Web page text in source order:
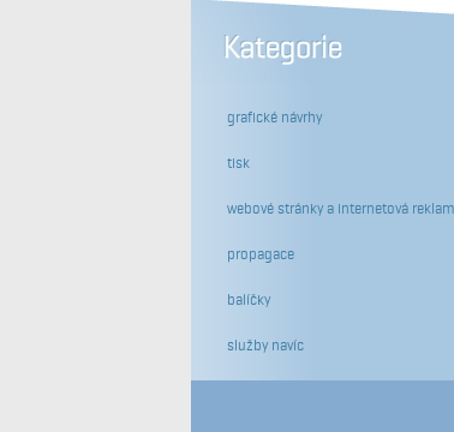
grafické návrhy
tisk
webové stránky a internetová
propagace
balíčky
služby navíc